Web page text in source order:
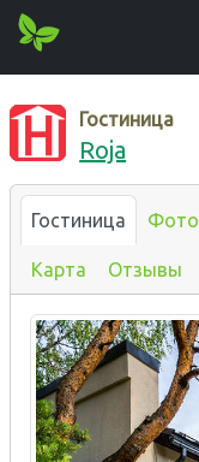
Гостиница
Roja
Гостиница Фото
Карта Отзывы